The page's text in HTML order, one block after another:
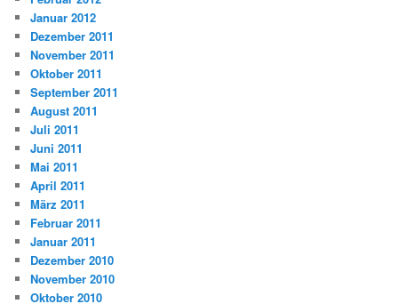
Januar 2012
Dezember 2011
November 2011
Oktober 2011
September 2011
August 2011
Juli 2011
Juni 2011
Mai 2011
April 2011
März 2011
Februar 2011
Januar 2011
Dezember 2010
November 2010
Oktober 2010